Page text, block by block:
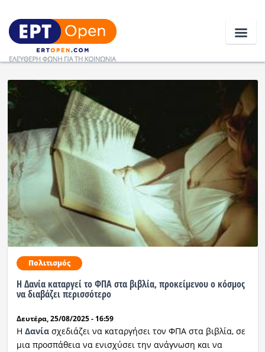
Ειδήσεις
Ελλάδα
Κοινωνία
Οικονομία
Αθλητικά
Ραδιόφωνο LIVE
Εκπομπές
Πολιτισμός
Η Δανία καταργεί το ΦΠΑ στα βιβλία, προκείμενου ο κόσμος
να διαβάζει περισσότερο
Δευτέρα, 25/08/2025 - 16:59
Η Δανία σχεδιάζει να καταργήσει τον ΦΠΑ στα βιβλία, σε
μια προσπάθεια να ενισχύσει την ανάγνωση και να